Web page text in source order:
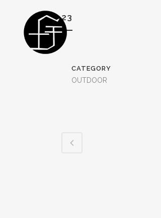
23
CATEGORY
OUTDOOR